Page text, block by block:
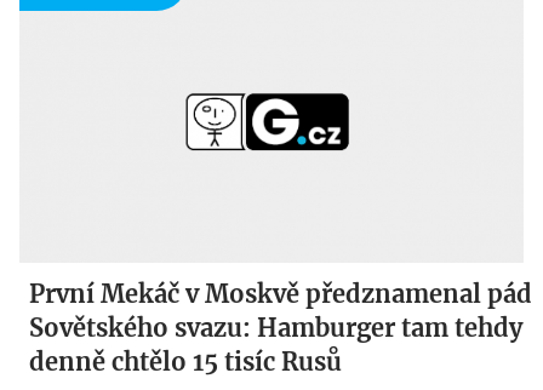
První Mekáč v Moskvě předznamenal pád
Sovětského svazu: Hamburger tam tehdy
denně chtělo 15 tisíc Rusů